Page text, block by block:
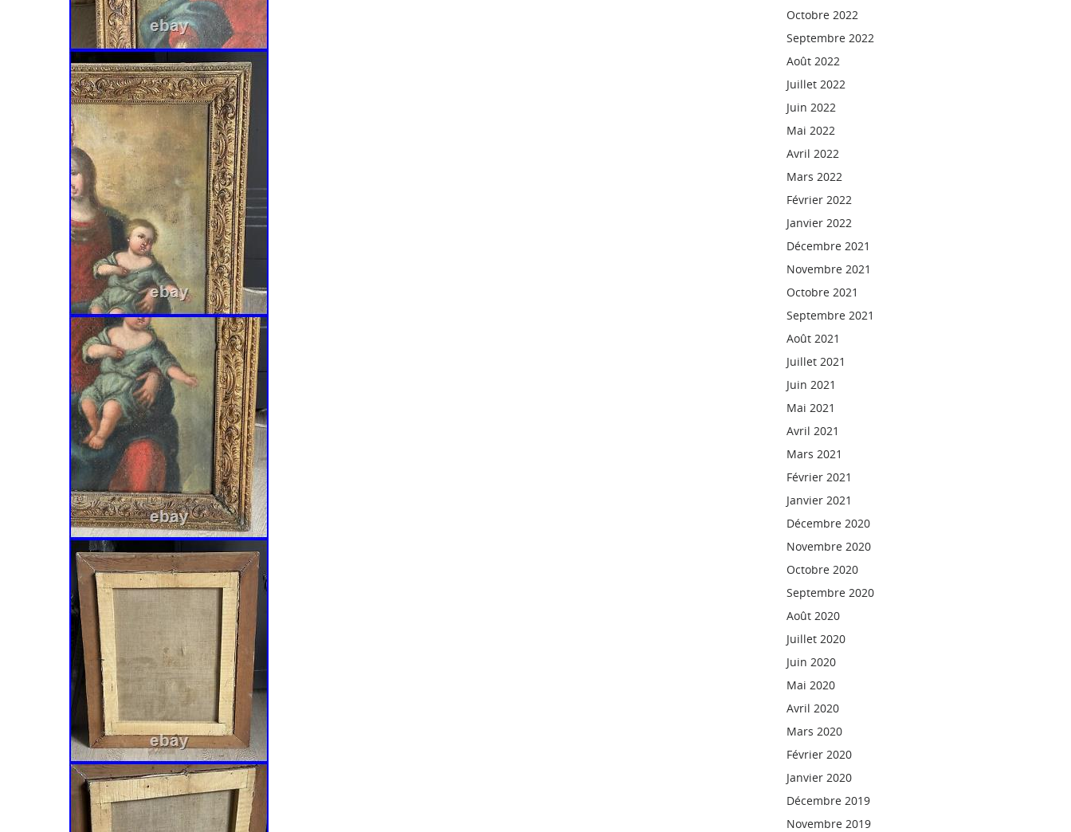
Octobre 2022
Septembre 2022
Août 2022
Juillet 2022
Juin 2022
Mai 2022
Avril 2022
Mars 2022
Février 2022
Janvier 2022
Décembre 2021
Novembre 2021
Octobre 2021
Septembre 2021
Août 2021
Juillet 2021
Juin 2021
Mai 2021
Avril 2021
Mars 2021
Février 2021
Janvier 2021
Décembre 2020
Novembre 2020
Octobre 2020
Septembre 2020
Août 2020
Juillet 2020
Juin 2020
Mai 2020
Avril 2020
Mars 2020
Février 2020
Janvier 2020
Décembre 2019
Novembre 2019